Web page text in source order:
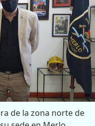
de la zona norte de